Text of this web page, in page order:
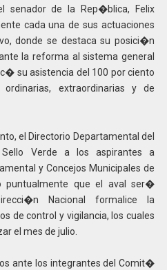
senador de la Rep�blica, Felix
cada una de sus actuaciones
donde se destaca su posici�n
la reforma al sistema general
su asistencia del 100 por ciento
extraordinarias y de
el Directorio Departamental del
Verde a los aspirantes a
y Concejos Municipales de
puntualmente que el aval ser�
Nacional formalice la
de control y vigilancia, los cuales
el mes de julio.
ante los integrantes del Comit�